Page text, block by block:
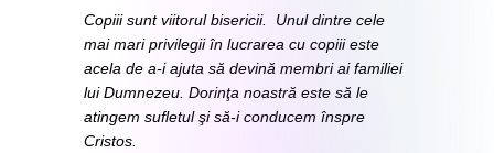
CONTACT
INFORMAȚII
BETHANY CHRISTIAN
ACADEMY
Copiii sunt viitorul bisericii. Unul dintre cele
mai mari privilegii în lucrarea cu copiii este
acela de a-i ajuta să devină membri ai familiei
lui Dumnezeu. Dorinţa noastră este să le
atingem sufletul şi să-i conducem înspre
Cristos.